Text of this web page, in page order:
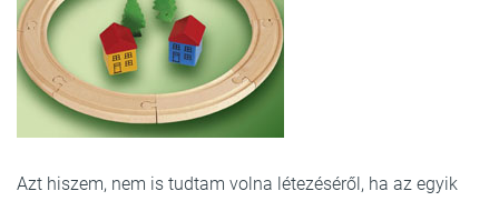
Azt hiszem, nem is tudtam volna létezéséről, ha az egyik